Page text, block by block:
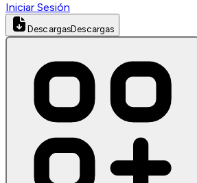
Iniciar Sesión
DescargasDescargas